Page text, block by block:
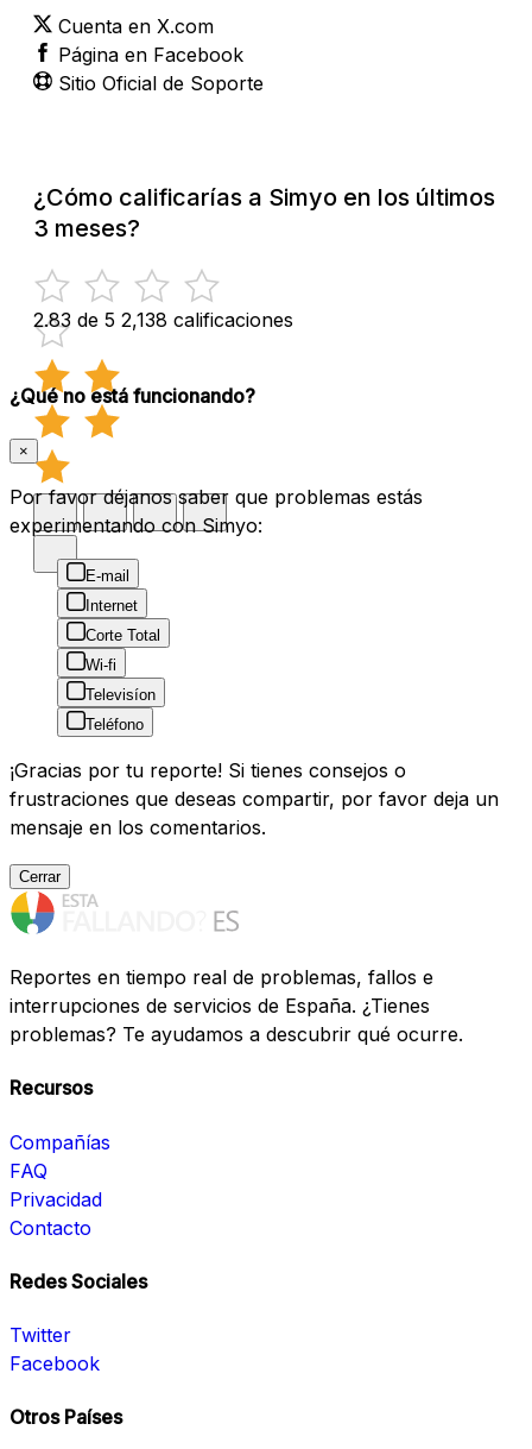
Cuenta en X.com
Página en Facebook
Sitio Oficial de Soporte
¿Cómo calificarías a Simyo en los últimos
3 meses?
2.83 de 5 2,138 calificaciones
¿Qué no está funcionando?
×
Por favor déjanos saber que problemas estás
experimentando con Simyo:
E-mail
Internet
Corte Total
Wi-fi
Televisíon
Teléfono
¡Gracias por tu reporte! Si tienes consejos o
frustraciones que deseas compartir, por favor deja un
mensaje en los comentarios.
Cerrar
Reportes en tiempo real de problemas, fallos e
interrupciones de servicios de España. ¿Tienes
problemas? Te ayudamos a descubrir qué ocurre.
Recursos
Compañías
FAQ
Privacidad
Contacto
Redes Sociales
Twitter
Facebook
Otros Países